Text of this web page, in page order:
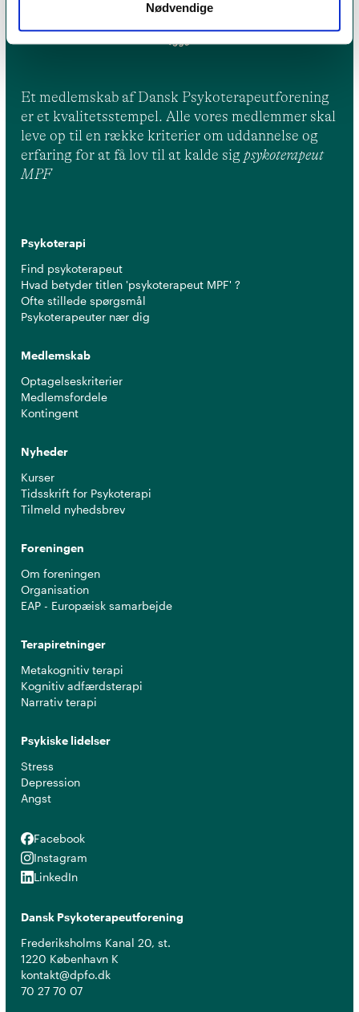
Nødvendige
Et medlemskab af Dansk Psykoterapeutforening
er et kvalitetsstempel. Alle vores medlemmer skal
leve op til en række kriterier om uddannelse og
erfaring for at få lov til at kalde sig psykoterapeut
MPF
Psykoterapi
Find psykoterapeut
Hvad betyder titlen 'psykoterapeut MPF' ?
Ofte stillede spørgsmål
Psykoterapeuter nær dig
Medlemskab
Optagelseskriterier
Medlemsfordele
Kontingent
Nyheder
Kurser
Tidsskrift for Psykoterapi
Tilmeld nyhedsbrev
Foreningen
Om foreningen
Organisation
EAP - Europæisk samarbejde
Terapiretninger
Metakognitiv terapi
Kognitiv adfærdsterapi
Narrativ terapi
Psykiske lidelser
Stress
Depression
Angst
Facebook
Facebook
Instagram
Instagram
LinkedIn
LinkedIn
Dansk Psykoterapeutforening
Frederiksholms Kanal 20, st.
1220 København K
kontakt@dpfo.dk
70 27 70 07